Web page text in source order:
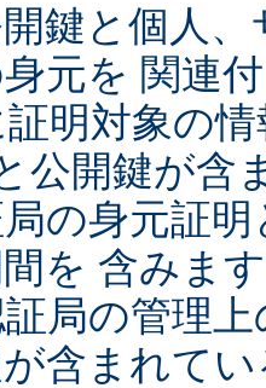
鍵と個人
元を 関連
明対象の
公開鍵が含
の身元証
を 含みま
局の管理
含まれて